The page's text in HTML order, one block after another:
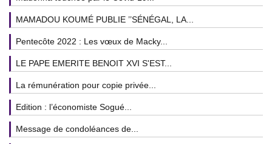
MAMADOU KOUMÉ PUBLIE ’’SÉNÉGAL, LA...
Pentecôte 2022 : Les vœux de Macky...
LE PAPE EMERITE BENOIT XVI S'EST...
La rémunération pour copie privée...
Edition : l’économiste Sogué...
Message de condoléances de...